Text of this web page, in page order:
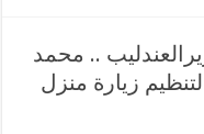
.. محمد
زيارة منزل